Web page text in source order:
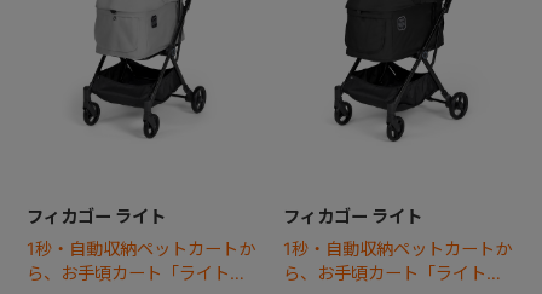
フィカゴー ライト
1秒・自動収納ペットカートか
ら、お手頃カート「ライト」
フィカゴー ライト
1秒・自動収納ペットカートか
ら、お手頃カート「ライト」